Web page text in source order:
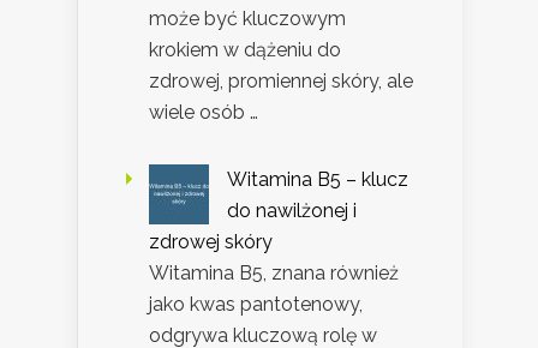
może być kluczowym
krokiem w dążeniu do
zdrowej, promiennej skóry, ale
wiele osób …
Witamina B5 – klucz
do nawilżonej i
zdrowej skóry
Witamina B5, znana również
jako kwas pantotenowy,
odgrywa kluczową rolę w